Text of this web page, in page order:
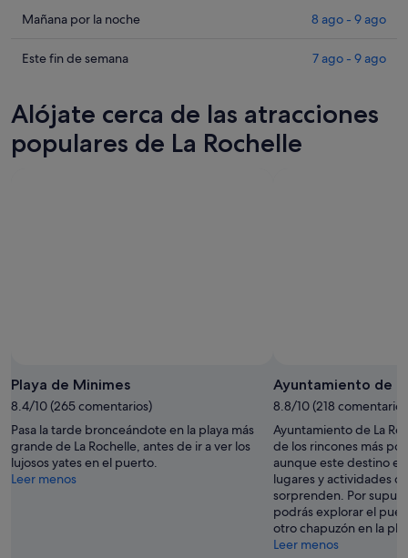
precios
La
esta
noche,
7
Comprueba
precios
Rochelle
para
mañana
Mañana por la noche 8 ago - 9 ago
Comprueba
en
La
Rochelle
Este fin de semana 7 ago - 9 ago
Alójate cerca de las atracciones
populares de La Rochelle
Playa de Minimes
8.4/10 (265 comentarios)
Pasa la tarde bronceándote en la playa más
grande de La Rochelle, antes de ir a ver los
lujosos yates en el puerto.
Leer menos
Ayuntamiento de
8.8/10 (218
Ayuntamiento de La
de los rincones más
aunque este destino
lugares y actividades
sorprenden. Por
podrás explorar el
otro chapuzón en la
Leer menos